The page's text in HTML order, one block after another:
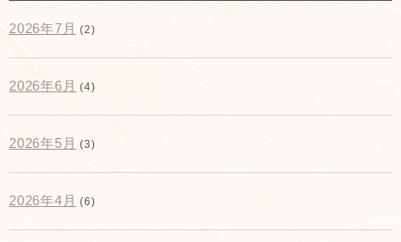
2026年7月 (2)
2026年6月 (4)
2026年5月 (3)
2026年4月 (6)